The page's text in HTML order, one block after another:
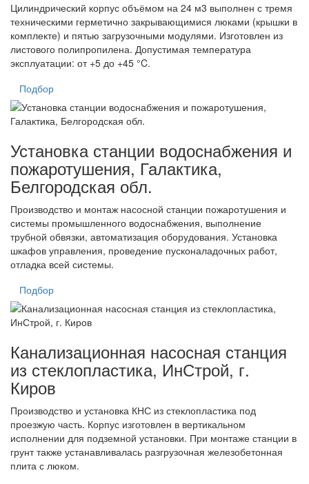
Цилиндрический корпус объёмом на 24 м3 выполнен с тремя
техническими герметично закрывающимися люками (крышки в
комплекте) и пятью загрузочными модулями. Изготовлен из
листового полипропилена. Допустимая температура
эксплуатации: от +5 до +45 °C.
Подбор
Установка станции водоснабжения и
пожаротушения, Галактика,
Белгородская обл.
Производство и монтаж насосной станции пожаротушения и
системы промышленного водоснабжения, выполнение
трубной обвязки, автоматизация оборудования. Установка
шкафов управления, проведение пусконаладочных работ,
отладка всей системы.
Подбор
Канализационная насосная станция
из стеклопластика, ИнСтрой, г.
Киров
Производство и установка КНС из стеклопластика под
проезжую часть. Корпус изготовлен в вертикальном
исполнении для подземной установки. При монтаже станции в
грунт также устанавливалась разгрузочная железобетонная
плита с люком.